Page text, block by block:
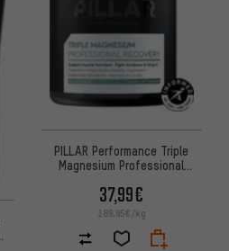
PILLAR Performance Triple
Magnesium Professional
37,99€
189,95€/kg